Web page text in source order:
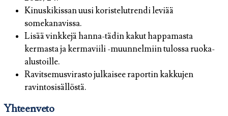
Kinuskikissan uusi koristelutrendi leviää
somekanavissa.
Lisää vinkkejä hanna-tädin kakut happamasta
kermasta ja kermaviili -muunnelmiin tulossa ruoka-
alustoille.
Ravitsemusvirasto julkaisee raportin kakkujen
ravintosisällöstä.
Yhteenveto